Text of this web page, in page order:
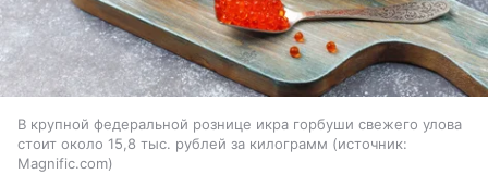
В крупной федеральной рознице икра горбуши свежего улова
стоит около 15,8 тыс. рублей за килограмм
источник:
Magnific.com